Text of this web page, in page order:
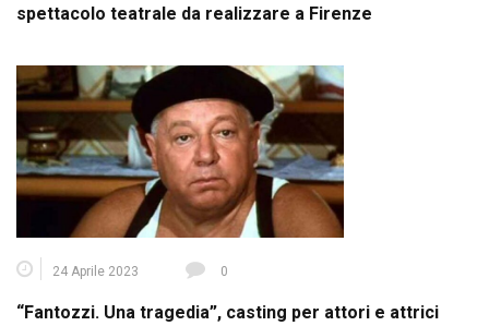
spettacolo teatrale da realizzare a Firenze
24 Aprile 2023 0
“Fantozzi. Una tragedia”, casting per attori e attrici